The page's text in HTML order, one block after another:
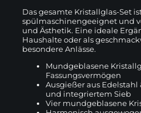
Das gesamte Kristallglas-Set
spülmaschinengeeignet und
und Ästhetik. Eine ideale
Haushalte oder als
besondere Anlässe.
Mundgeblasene
Fassungsvermögen
Ausgießer aus
und integriertem Sieb
Vier mundgeblasene